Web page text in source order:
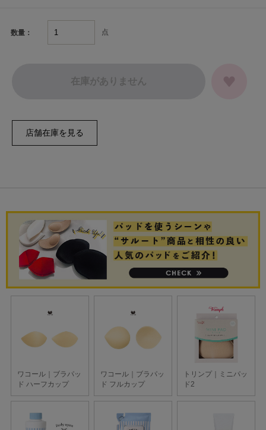
数量： 点
在庫がありません